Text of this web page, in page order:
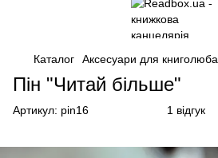
Каталог Аксесуари для книголюба
Пін "Читай більше"
Артикул: pin16 1 відгук